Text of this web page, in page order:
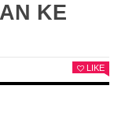
KE
LIKE